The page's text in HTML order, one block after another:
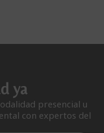
ya
presencial u
con expertos del